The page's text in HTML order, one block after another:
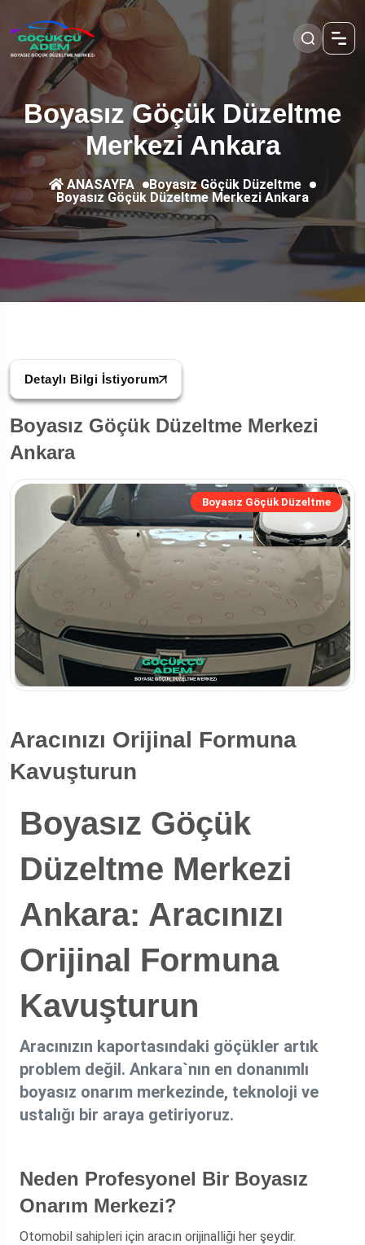
Boyasız Göçük Düzeltme
Merkezi Ankara
ANASAYFA
Boyasız Göçük Düzeltme
Boyasız Göçük Düzeltme Merkezi Ankara
Detaylı Bilgi İstiyorum
Boyasız Göçük Düzeltme Merkezi
Ankara
Boyasız Göçük Düzeltme
Aracınızı Orijinal Formuna
Kavuşturun
Boyasız Göçük
Düzeltme Merkezi
Ankara: Aracınızı
Orijinal Formuna
Kavuşturun
Aracınızın kaportasındaki göçükler artık
problem değil. Ankara`nın en donanımlı
boyasız onarım merkezinde, teknoloji ve
ustalığı bir araya getiriyoruz.
Neden Profesyonel Bir Boyasız
Onarım Merkezi?
Otomobil sahipleri için aracın orijinalliği her şeydir.